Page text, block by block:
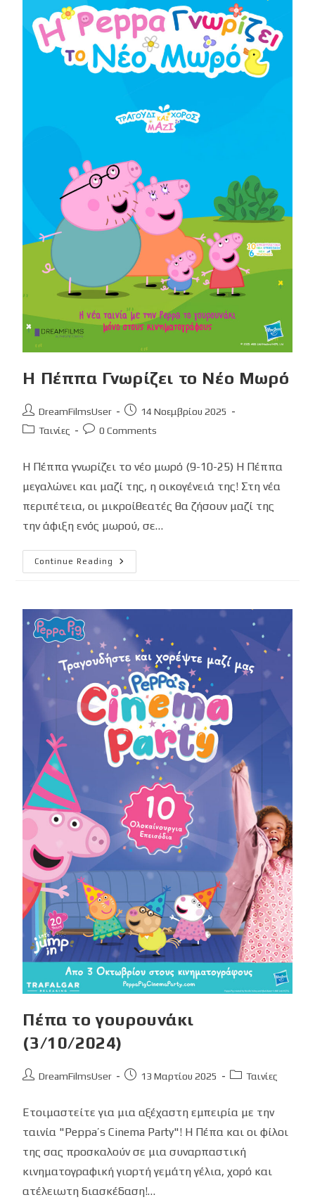
Η Πέππα Γνωρίζει το Νέο Μωρό
Post
author:
DreamFilmsUser
Post14 Νοεμβρίου 2025
PostΤαινίες
Post0 Comments
Η Πέππα γνωρίζει το νέο μωρό (9-10-25) Η Πέππα
μεγαλώνει και μαζί της, η οικογένειά της! Στη νέα
περιπέτεια, οι μικροίθεατές θα ζήσουν μαζί της
την άφιξη ενός μωρού, σε…
Continue Reading
Η
Πέππα
Μωρό
Πέπα το γουρουνάκι
(3/10/2024)
PostDreamFilmsUser
Post13 Μαρτίου 2025
PostΤαινίες
Ετοιμαστείτε για μια αξέχαστη εμπειρία με την
ταινία "Peppa’s Cinema Party"! Η Πέπα και οι φίλοι
της σας προσκαλούν σε μια συναρπαστική
κινηματογραφική γιορτή γεμάτη γέλια, χορό και
ατέλειωτη διασκέδαση!…